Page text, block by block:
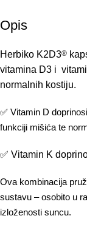
Opis
Herbiko K2D3®
vitamina D3 i
normalnih kostiju.
✅ Vitamin D
funkciji mišića te
✅ Vitamin K
Ova kombinacija
sustavu – osobito u
izloženosti suncu.